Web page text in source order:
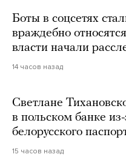
Боты в соцсетях
враждебно
власти начали
14 часов назад
Светлане
в польском банке
белорусского
15 часов назад